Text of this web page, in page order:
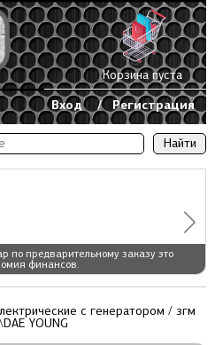
по предварительному заказу это
финансов.
Вход / Регистрация
Корзина пуста
c генератором / згм
YOUNG